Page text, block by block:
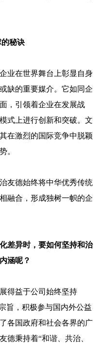
秘诀
业在世界舞台上彰显自身
缺的重要媒介。 它如同企
，引领着企业在发展战
式上进行创新和突破。文
在激烈的国际竞争中脱颖
。
友德始终将中华优秀传统
融合，形成独树一帜的企
差异时，要如何坚持和治
涵呢？
得益于公司始终坚持
旨，积极参与国内外公益
各国政府和社会各界的广
德秉持着“和谐、共治、